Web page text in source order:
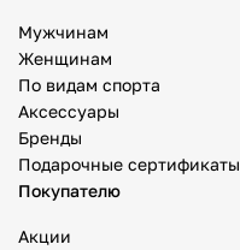
Мужчинам
Женщинам
По видам спорта
Аксессуары
Бренды
Подарочные сертификаты
Покупателю
Акции